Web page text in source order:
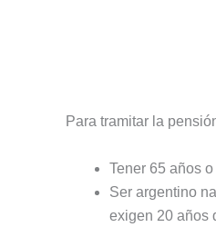
Para tramitar la
Tener 65 años
Ser argentino
exigen 20 años